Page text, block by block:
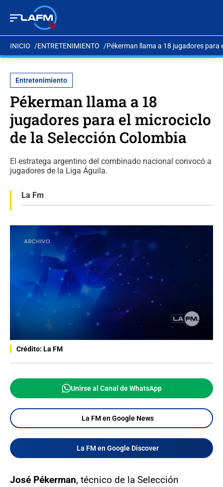
INICIO ENTRETENIMIENTO Pékerman llama a 18 jugadores para
Entretenimiento
Pékerman llama a 18
jugadores para el microciclo
de la Selección Colombia
El estratega argentino del combinado nacional convocó a
jugadores de la Liga Águila.
La Fm
Crédito: La FM
Unirse al Canal de WhatsApp
La FM en Google News
La FM en Google Discover
José Pékerman, técnico de la Selección